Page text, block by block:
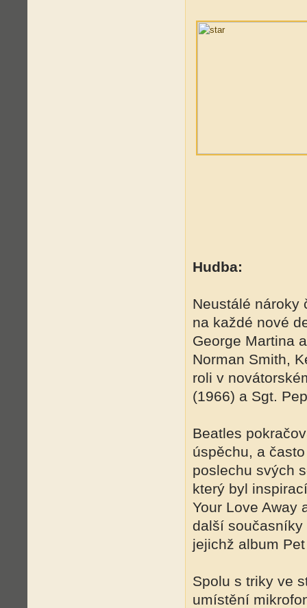
Hudba:
Neustálé nároky
na každé nové
George Martina
Norman Smith,
roli v
(1966) a Sgt.
Beatles
úspěchu, a
poslechu svých
který byl
Your Love Away
další současníky
jejichž album
Spolu s triky ve
umístění